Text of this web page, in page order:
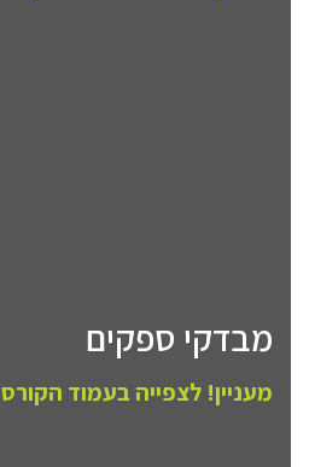
מבדקי ספקים
מעניין! לצפייה בעמוד הקורס